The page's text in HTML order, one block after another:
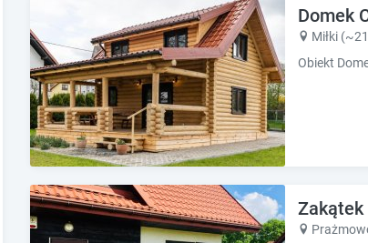
o
r
c
h
a
n
g
i
g
d
a
o
r
c
d
a
Domek
Miłki
Zakątek